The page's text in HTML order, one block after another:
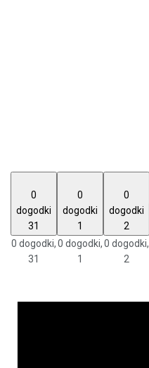
0
dogodki
31
0 dogodki,
31
0
dogodki
1
0 dogodki,
1
0
dogodki
2
0 dogodki,
2